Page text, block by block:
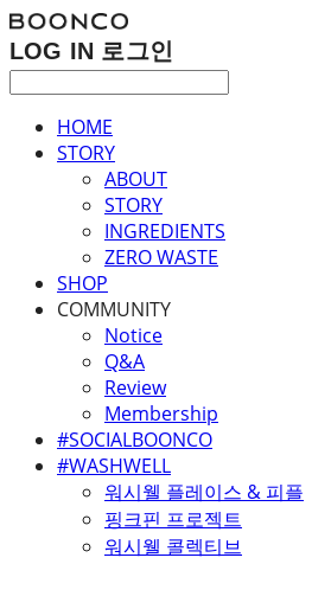
LOG IN 로그인
HOME
STORY
ABOUT
STORY
INGREDIENTS
ZERO WASTE
SHOP
COMMUNITY
Notice
Q&A
Review
Membership
#SOCIALBOONCO
#WASHWELL
워시웰 플레이스 & 피플
핑크핀 프로젝트
워시웰 콜렉티브